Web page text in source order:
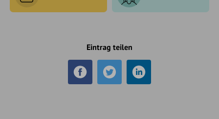
Eintrag teilen